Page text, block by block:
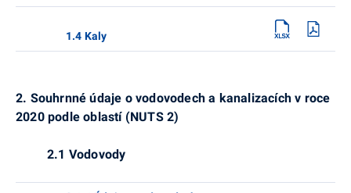
1.4 Kaly
2. Souhrnné údaje o vodovodech a kanalizacích v roce
2020 podle oblastí (NUTS 2)
2.1 Vodovody